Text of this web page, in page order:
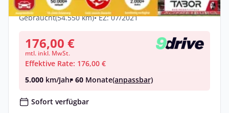
Elektro • Automatik • 108 PS (80 kW)
Gebraucht(54.550 km)• EZ: 07/2021
176,00 €
mtl. inkl. MwSt.
Effektive Rate: 176,00 €
5.000 km/Jahr• 60 Monate(anpassbar)
Sofort verfügbar